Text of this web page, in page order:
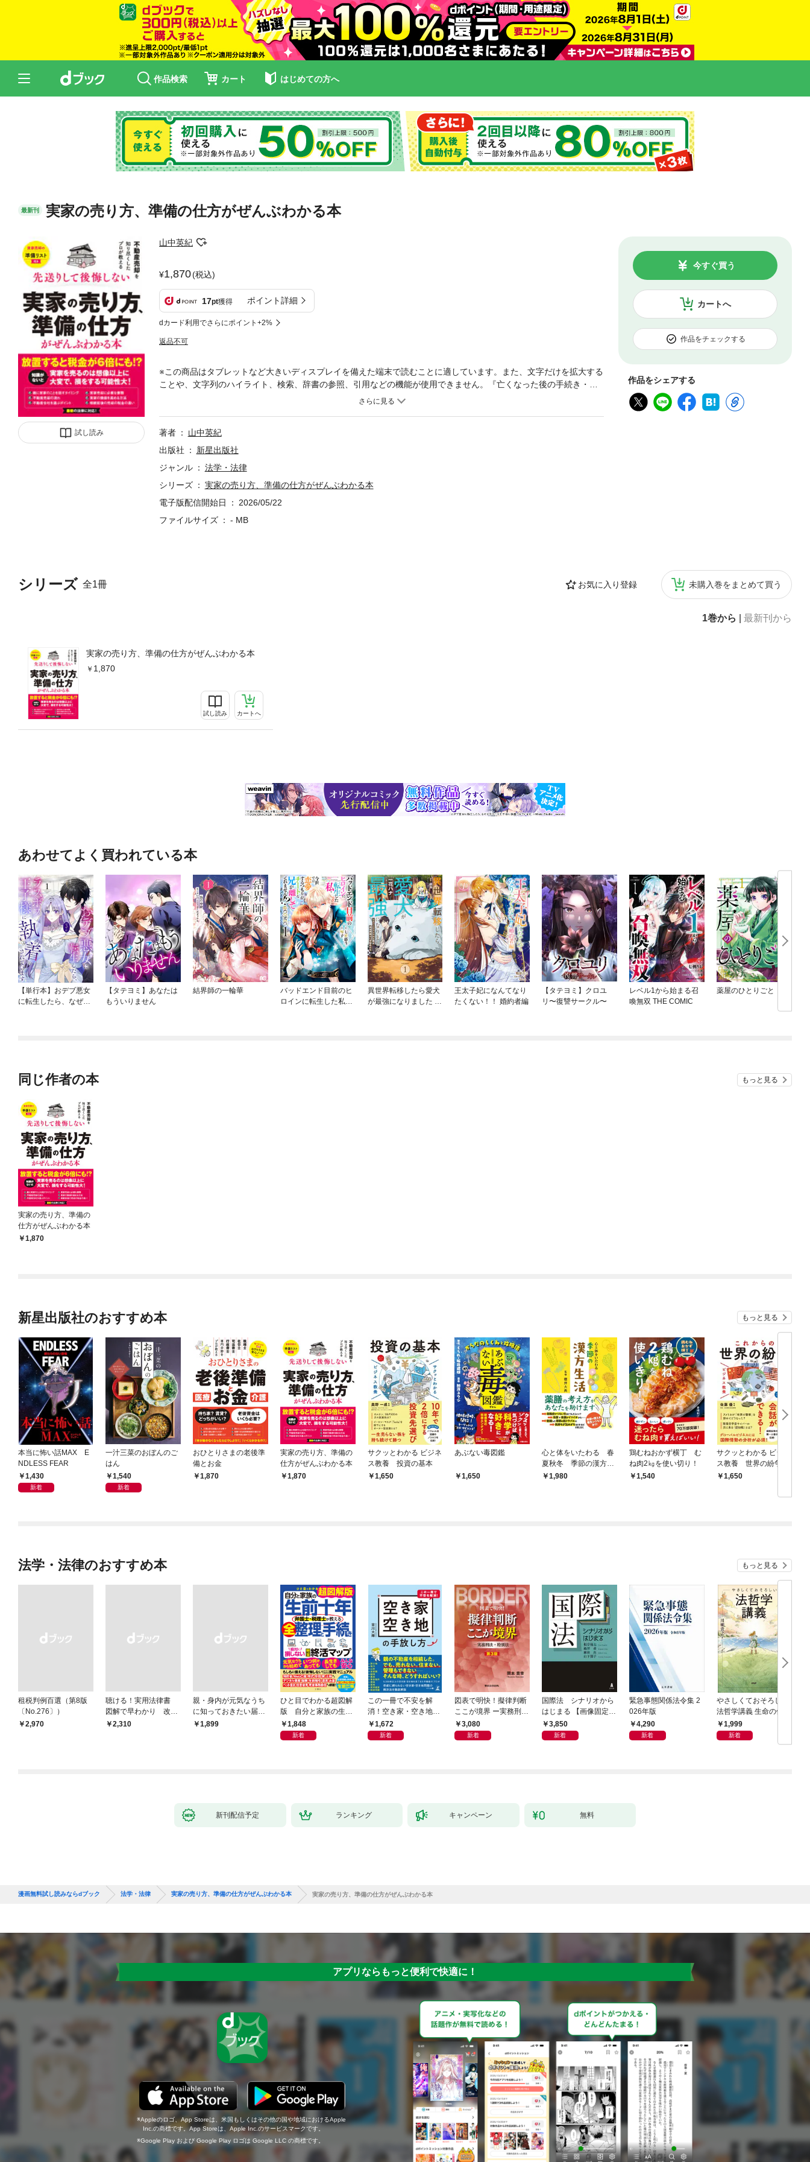
作品検索 カート はじめての方へ
最新刊 実家の売り方、準備の仕方がぜんぶわかる本
試し読み
山中英紀
1,870(税込)
17pt獲得 ポイント詳細
dカード利用でさらにポイント+2%
返品不可
カートへ
今すぐ買う
作品をチェックする
作品をシェアする
シリーズ 全1冊 お気に入り登録 未購入巻をまとめて買う
1巻から 最新刊から
実家の売り方、準備の仕方がぜんぶわかる本
1,870
試し読み カートへ
※この商品はタブレットなど大きいディスプレイを備えた端末で読むことに適しています。また、文字だけを拡大する
ことや、文字列のハイライト、検索、辞書の参照、引用などの機能が使用できません。『亡くなった後の手続き・届
け出がずべてわかる本』『生前整理と手続きがぜんぶわかる本』のシリーズで、本書のテーマは「実家の売却」。202
ける確認事項や流れ、税制、法律などの知識が詰まっており、1冊あれば「実家売却」に関する問題を解決することが
できます。第１章 実家の問題を先送りしない・親が亡くなったとき？実家に誰も住んでいない状態になった？実家じ
元気なうちに確認しておくこと・親に家のことを切り出すコツ・実家に関する書類の保管場所や、財産状況を把握・
重要だけど見逃しがちな家の境界線・遺言書の確認 など第３章 実家を売る前に知っておくこと・実家売却の流れ、
実家の相場価格を把握する・不動産会社が行う査定の種類、注意点・不動産会社選びのコツ・実家の売却にかかる費
動産会社と契約を結ぶときのポイント・不動産売却にかかる一般的な日数 など第５章 実家を相続・売却したときの
建ての築年数はどれくらい影響する？・古いマンションは売りにくい？・借地に建てた家は売却できる？・インスペ
著者
山中英紀
出版社
新星出版社
ジャンル
法学・法律
シリーズ
実家の売り方、準備の仕方がぜんぶわかる本
電子版配信開始日
2026/05/22
ファイルサイズ
- MB
あわせてよく買われている本
【単行本】おデブ悪女
に転生したら、なぜか
【タテヨミ】あなたは
もういりません
結界師の一輪華
バッドエンド目前のヒ
ロインに転生した私、
異世界転移したら愛犬
が最強になりました ～
王太子妃になんてなり
たくない！！ 婚約者編
【タテヨミ】クロユ
リ〜復讐サークル〜
レベル1から始まる召
喚無双 THE COMIC
薬屋のひとりごと
同じ作者の本 もっと見る
実家の売り方、準備の
仕方がぜんぶわかる本
1,870
新星出版社のおすすめ本 もっと見る
本当に怖い話MAX E
NDLESS FEAR
1,430
新着
一汁三菜のおぼんのご
はん
1,540
新着
おひとりさまの老後準
備とお金
1,870
実家の売り方、準備の
仕方がぜんぶわかる本
1,870
サクッとわかる ビジネ
ス教養 投資の基本
1,650
あぶない毒図鑑
1,650
心と体をいたわる 春
夏秋冬 季節の漢方生
活1,980
鶏むねおかず横丁 む
ね肉2㎏を使い切り！
1,540
サクッとわかる ビジネ
ス教養 世界の紛争
1,650
法学・法律のおすすめ本 もっと見る
租税判例百選（第8版
〔No.276〕）
￥2,970
聴ける！実用法律書
図解で早わかり 改訂
新版 裁判・訴訟の法
￥2,310
親・身内が元気なうち
に知っておきたい届
出・手続きの準備（き
￥1,899
ひと目でわかる超図解
版 自分と家族の生前
十年 弁護士・税理士
が教える全整理と手続
1,848
新着
この一冊で不安を解
消！空き家・空き地の
手放し方
1,672
新着
図表で明快！擬律判断
ここが境界 ー実務刑
法・特別法ー 第３版
3,080
新着
国際法 シナリオから
はじまる 【画像固定
版】3,850
新着
緊急事態関係法令集 2
026年版
4,290
新着
やさしくておそろしい
法哲学講義 生命の価値
はみな等しいのか
1,999
新着
新刊配信予定 ランキング キャンペーン 無料
漫画無料試し読みならdブック 法学・法律 実家の売り方、準備の仕方がぜんぶわかる本 実家の売り方、準備の仕方がぜんぶわかる本
アプリならもっと便利で快適に！
Appleのロゴ、App Storeは、米国もしくはその他の国や地域におけるApple
Inc.の商標です。App Storeは、Apple Inc.のサービスマークです。
Google Play および Google Play ロゴは Google LLC の商標です。